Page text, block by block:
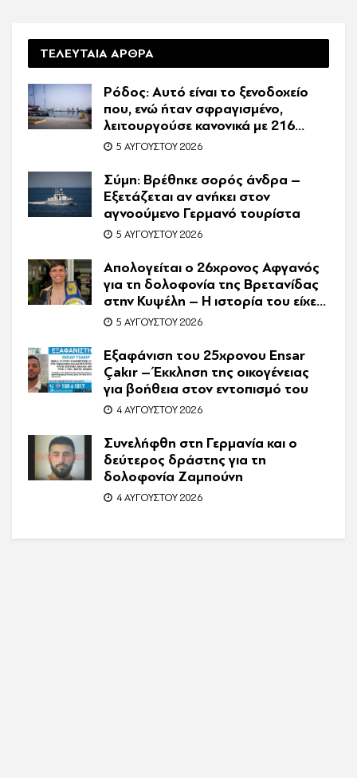
ΤΕΛΕΥΤΑΙΑ ΑΡΘΡΑ
Ρόδος: Αυτό είναι το ξενοδοχείο
που, ενώ ήταν σφραγισμένο,
λειτουργούσε κανονικά με 216
πελάτες – Συνελήφθη η
5 ΑΥΓΟΎΣΤΟΥ 2026
Σύμη: Βρέθηκε σορός άνδρα –
Εξετάζεται αν ανήκει στον
αγνοούμενο Γερμανό τουρίστα
5 ΑΥΓΟΎΣΤΟΥ 2026
Απολογείται ο 26χρονος Αφγανός
για τη δολοφονία της Βρετανίδας
στην Κυψέλη – Η ιστορία του είχε
γίνει ντοκιμαντέρ
5 ΑΥΓΟΎΣΤΟΥ 2026
Εξαφάνιση του 25χρονου Ensar
Çakır – Έκκληση της οικογένειας
για βοήθεια στον εντοπισμό του
4 ΑΥΓΟΎΣΤΟΥ 2026
Συνελήφθη στη Γερμανία και ο
δεύτερος δράστης για τη
δολοφονία Ζαμπούνη
4 ΑΥΓΟΎΣΤΟΥ 2026